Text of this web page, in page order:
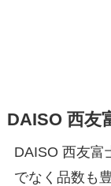
DAISO 西友
DAISO 西友富
でなく品数も